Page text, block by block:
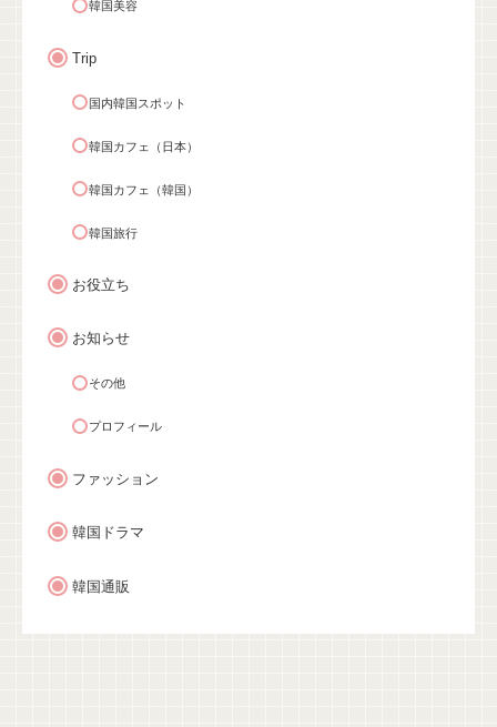
韓国美容
Trip
国内韓国スポット
韓国カフェ（日本）
韓国カフェ（韓国）
韓国旅行
お役立ち
お知らせ
その他
プロフィール
ファッション
韓国ドラマ
韓国通販